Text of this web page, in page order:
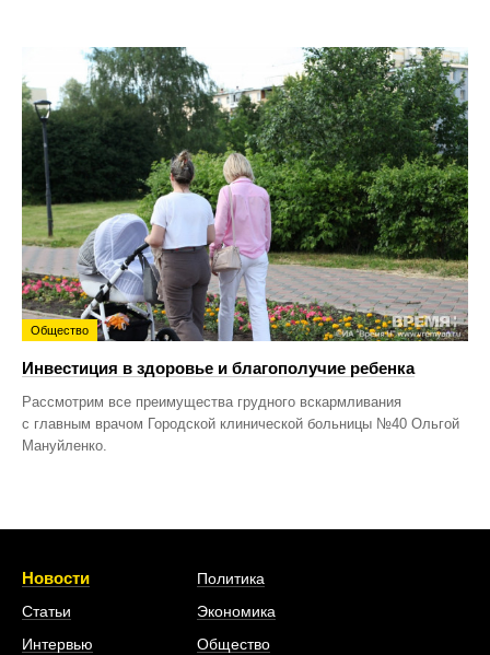
Общество
Инвестиция в здоровье и благополучие ребенка
Рассмотрим все преимущества грудного вскармливания
с главным врачом Городской клинической больницы №40 Ольгой
Мануйленко.
Новости
Статьи
Интервью
Политика
Экономика
Общество